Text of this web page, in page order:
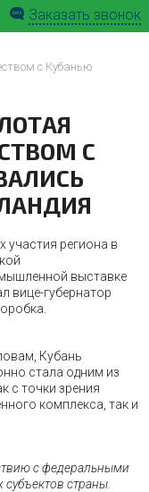
Заказать звонок
с Кубанью
С
участия региона в
выставке
вице-губернатор
Кубань
стала одним из
с точки зрения
комплекса, так и
с федеральными
страны.